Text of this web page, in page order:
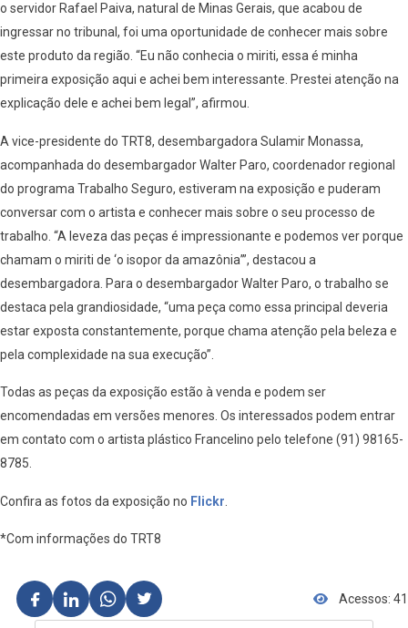
o servidor Rafael Paiva, natural de Minas Gerais, que acabou de
ingressar no tribunal, foi uma oportunidade de conhecer mais sobre
este produto da região. “Eu não conhecia o miriti, essa é minha
primeira exposição aqui e achei bem interessante. Prestei atenção na
explicação dele e achei bem legal”, afirmou.
A vice-presidente do TRT8, desembargadora Sulamir Monassa,
acompanhada do desembargador Walter Paro, coordenador regional
do programa Trabalho Seguro, estiveram na exposição e puderam
conversar com o artista e conhecer mais sobre o seu processo de
trabalho. “A leveza das peças é impressionante e podemos ver porque
chamam o miriti de ‘o isopor da amazônia’”, destacou a
desembargadora. Para o desembargador Walter Paro, o trabalho se
destaca pela grandiosidade, “uma peça como essa principal deveria
estar exposta constantemente, porque chama atenção pela beleza e
pela complexidade na sua execução”.
Todas as peças da exposição estão à venda e podem ser
encomendadas em versões menores. Os interessados podem entrar
em contato com o artista plástico Francelino pelo telefone (91) 98165-
8785.
Confira as fotos da exposição no Flickr
*Com informações do TRT8
Acessos: 41